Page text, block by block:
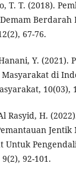
T. T. (2018).
67-76.
Y. (2021).
di
10(03),
Rasyid, H.
Untuk
92-101.